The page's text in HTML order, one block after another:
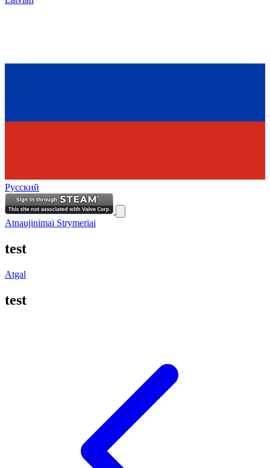
Русский
Atnaujinimai Strymeriai
test
Atgal
test